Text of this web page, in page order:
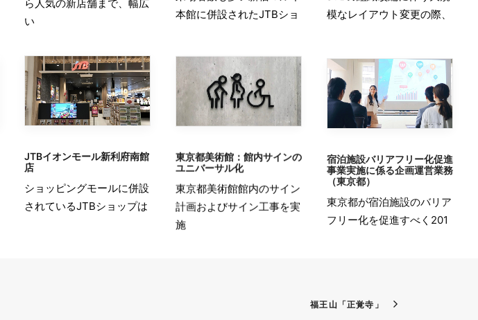
ら人気の新店舗まで、幅広
い
本館に併設されたJTBショ
模なレイアウト変更の際、
JTBイオンモール新利府南館
店
ショッピングモールに併設
されているJTBショップは
東京都美術館：館内サインの
ユニバーサル化
東京都美術館館内のサイン
計画およびサイン工事を実
施
宿泊施設バリアフリー化促進
事業実施に係る企画運営業務
（東京都）
東京都が宿泊施設のバリア
フリー化を促進すべく201
福王山「正覚寺」